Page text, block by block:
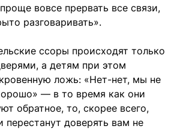
вовсе прервать все связи,
разговаривать».
ссоры происходят только
а детям при этом
ложь: «Нет-нет, мы не
— в то время как они
обратное, то, скорее всего,
перестанут доверять вам не